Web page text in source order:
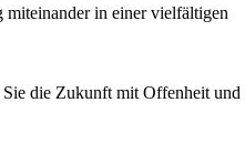
in einer vielfältigen
die Zukunft mit Offenheit und